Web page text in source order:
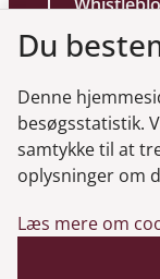
Genveje
Gå til
Gå til
Du
Denne
besøgsstatistik.
samtykke til at
oplysninger om
Læs mere om